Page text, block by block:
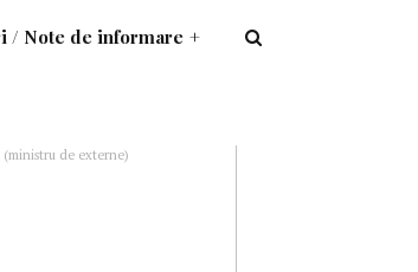
/ Note de informare +
de externe)